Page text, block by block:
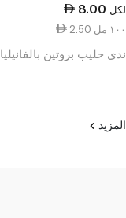
8.00 لكل
2.50 ١٠٠ مل
ندى حليب بروتين بالفانيليا 320 مل
المزيد